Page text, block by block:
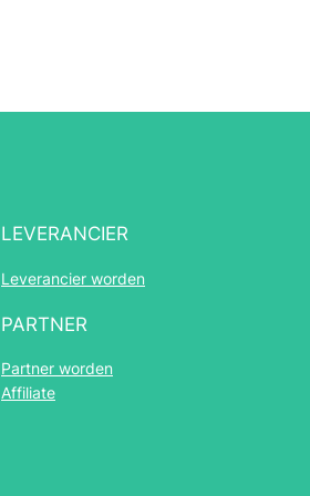
LEVERANCIER
Leverancier worden
PARTNER
Partner worden
Affiliate